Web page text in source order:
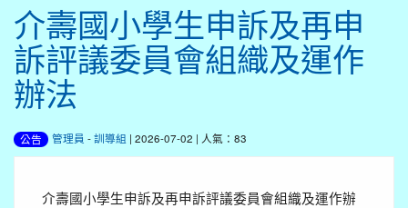
介壽國小學生申訴及再申
訴評議委員會組織及運作
辦法
公告 管理員 -訓導組 | 2026-07-02 | 人氣：83
介壽國小學生申訴及再申訴評議委員會組織及運作辦